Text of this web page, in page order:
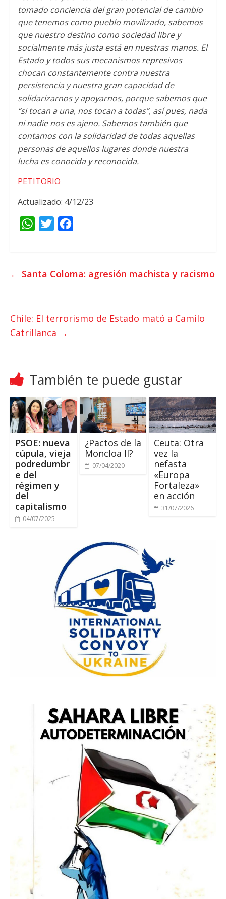
tomado conciencia del gran potencial de cambio
que tenemos como pueblo movilizado, sabemos
que nuestro destino como sociedad libre y
socialmente más justa está en nuestras manos. El
Estado y todos sus mecanismos represivos
chocan constantemente contra nuestra
persistencia y nuestra gran capacidad de
solidarizarnos y apoyarnos, porque sabemos que
“si tocan a una, nos tocan a todas”, así pues, nada
ni nadie nos es ajeno. Sabemos también que
contamos con la solidaridad de todas aquellas
personas de aquellos lugares donde nuestra
lucha es conocida y reconocida.
PETITORIO
Actualizado: 4/12/23
W
p
p
t
r
o
← Santa Coloma: agresión machista y racismo
Chile: El terrorismo de Estado mató a Camilo
Catrillanca →
También te puede gustar
PSOE: nueva
cúpula, vieja
podredumbr
e del
régimen y
del
capitalismo
04/07/2025
¿Pactos de la
Moncloa II?
07/04/2020
Ceuta: Otra
vez la
nefasta
«Europa
Fortaleza»
en acción
31/07/2026